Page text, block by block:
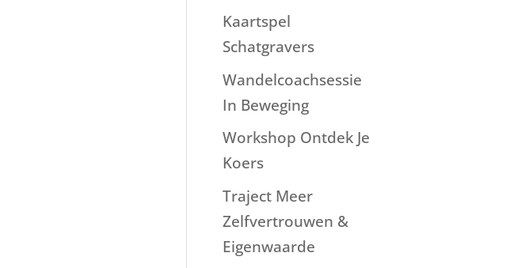
Kaartspel
Schatgravers
Wandelcoachsessie
In Beweging
Workshop Ontdek Je
Koers
Traject Meer
Zelfvertrouwen &
Eigenwaarde